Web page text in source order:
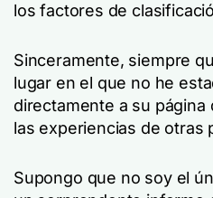
los factores de
Sinceramente, siempre
lugar en el que no he
directamente a su página
las experiencias de otras
Supongo que no soy el